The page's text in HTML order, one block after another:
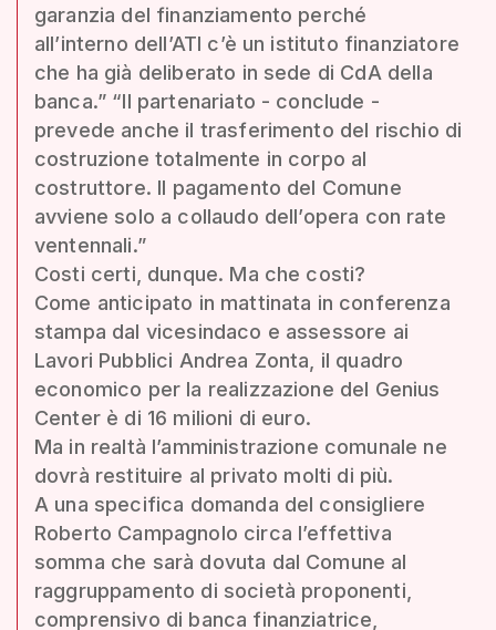
garanzia del finanziamento perché
all’interno dell’ATI c’è un istituto finanziatore
che ha già deliberato in sede di CdA della
banca.” “Il partenariato - conclude -
prevede anche il trasferimento del rischio di
costruzione totalmente in corpo al
costruttore. Il pagamento del Comune
avviene solo a collaudo dell’opera con rate
ventennali.”
Costi certi, dunque. Ma che costi?
Come anticipato in mattinata in conferenza
stampa dal vicesindaco e assessore ai
Lavori Pubblici Andrea Zonta, il quadro
economico per la realizzazione del Genius
Center è di 16 milioni di euro.
Ma in realtà l’amministrazione comunale ne
dovrà restituire al privato molti di più.
A una specifica domanda del consigliere
Roberto Campagnolo circa l’effettiva
somma che sarà dovuta dal Comune al
raggruppamento di società proponenti,
comprensivo di banca finanziatrice,